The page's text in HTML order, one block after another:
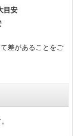
目安
差があることをご